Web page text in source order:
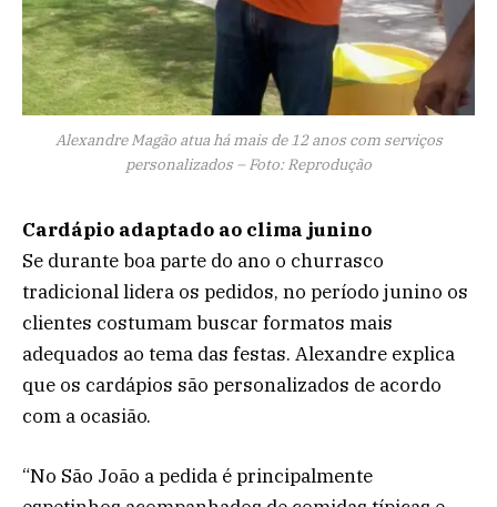
Alexandre Magão atua há mais de 12 anos com serviços
personalizados – Foto: Reprodução
Cardápio adaptado ao clima junino
Se durante boa parte do ano o churrasco
tradicional lidera os pedidos, no período junino os
clientes costumam buscar formatos mais
adequados ao tema das festas. Alexandre explica
que os cardápios são personalizados de acordo
com a ocasião.
“No São João a pedida é principalmente